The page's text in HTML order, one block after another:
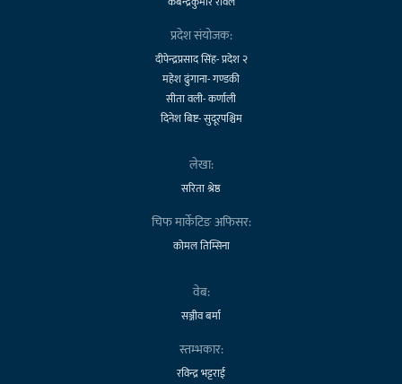
प्रदेश संयोजक:
दीपेन्द्रप्रसाद सिंह- प्रदेश २
महेश ढुंगाना- गण्डकी
सीता वली- कर्णाली
दिनेश बिष्ट- सुदूरपश्चिम
लेखा:
सरिता श्रेष्ठ
चिफ मार्केटिङ अफिसर:
कोमल तिम्सिना
वेब:
सञ्जीव बर्मा
स्तम्भकार:
रविन्द्र भट्टराई